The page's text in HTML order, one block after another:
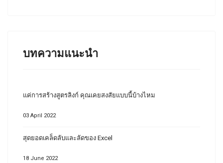
บทความแนะนำ
แค่การสร้างสูตรลิงก์ คุณเคยสงสัยแบบนี้บ้างไหม
03 April 2022
สุดยอดเคล็ดลับและลัดของ Excel
18 June 2022